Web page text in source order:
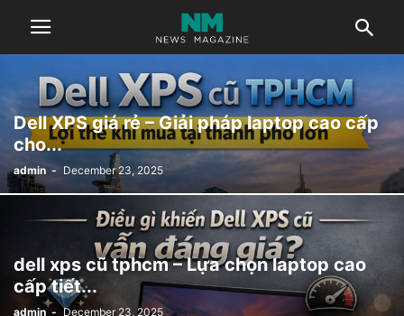
Dell XPS giá rẻ – Giải pháp laptop cao cấp
cho...
admin - December 23, 2025
dell xps cũ tphcm – Lựa chọn laptop cao
cấp tiết...
admin - December 23, 2025